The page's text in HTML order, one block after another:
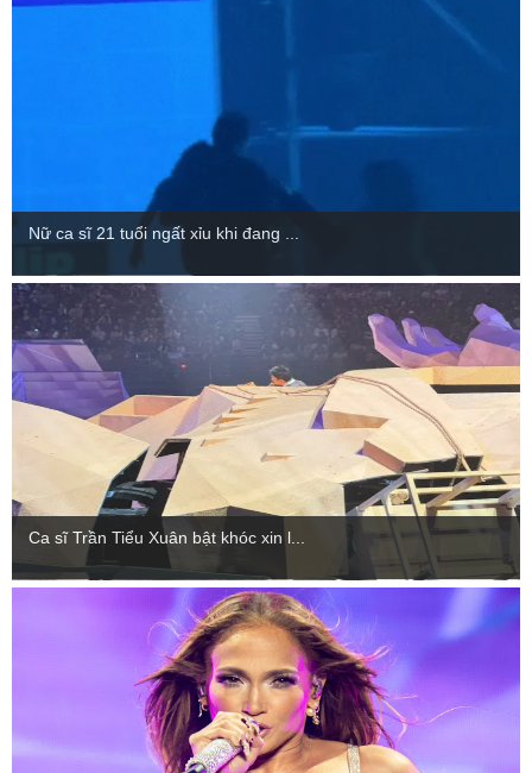
Nữ ca sĩ 21 tuổi ngất xỉu khi đang ...
Ca sĩ Trần Tiểu Xuân bật khóc xin l...